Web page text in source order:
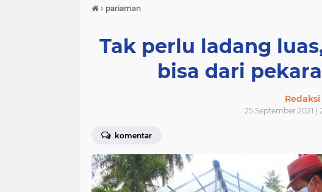
› pariaman
Tak perlu ladang
bisa dari
Redaksi
25 September 2021 |
komentar